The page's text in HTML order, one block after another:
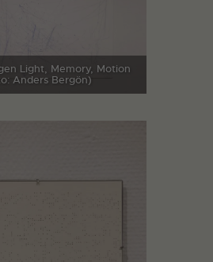
Light, Memory, Motion
Anders Bergön)